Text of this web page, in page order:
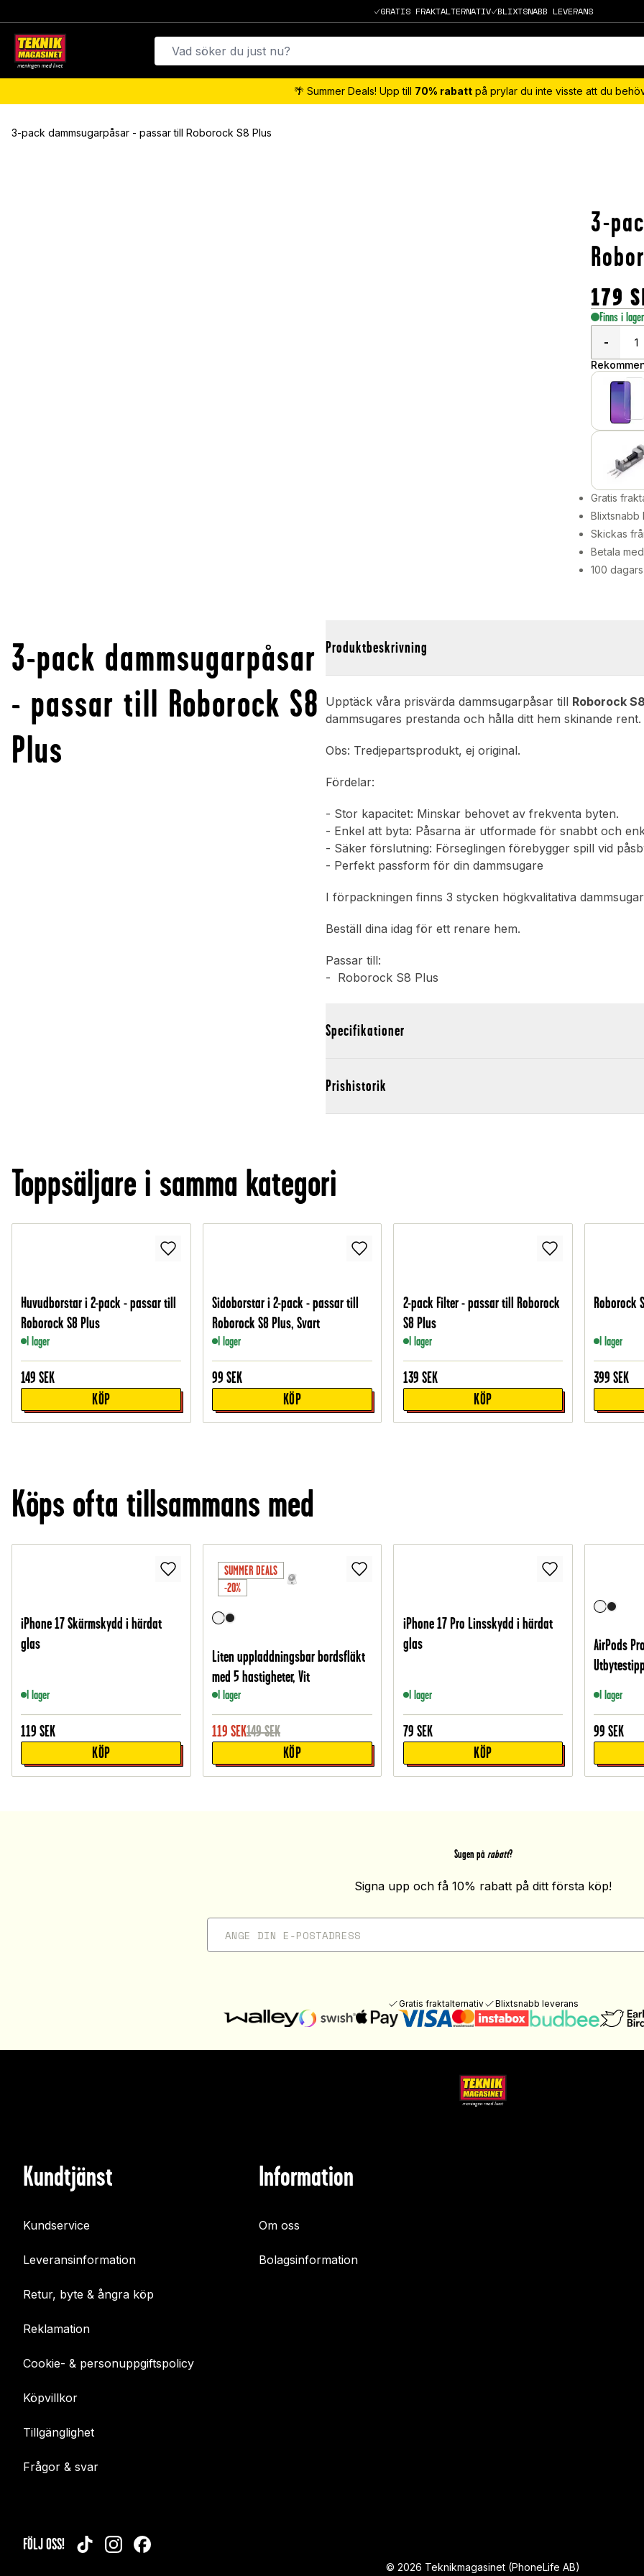
GRATIS FRAKTALTERNATIV BLIXTSNABB LEVERANS
🌴 Summer Deals! Upp till 70% rabatt på prylar du inte visste att du
3-pack dammsugarpåsar - passar till Roborock S8 Plus
3-
179
Finns i lager
-
Gratis
Blixtsnabb
Skickas
Betala
100
3-pack dammsugarpåsar
- passar till Roborock S8
Plus
Produktbeskrivning
Upptäck våra prisvärda dammsugarpåsar till Roborock
dammsugares prestanda och hålla ditt hem skinande rent.
Obs: Tredjepartsprodukt, ej original.
Fördelar:
- Stor kapacitet: Minskar behovet av frekventa byten.
- Enkel att byta: Påsarna är utformade för snabbt och
- Säker förslutning: Förseglingen förebygger spill vid
- Perfekt passform för din dammsugare
I förpackningen finns 3 stycken högkvalitativa
Beställ dina idag för ett renare hem.
Passar till:
- Roborock S8 Plus
Specifikationer
Prishistorik
Toppsäljare i samma kategori
Huvudborstar i 2-pack - passar till
Roborock S8 Plus
I lager
149 SEK
KÖP
Sidoborstar i 2-pack - passar till
Roborock S8 Plus, Svart
I lager
99 SEK
KÖP
2-pack Filter - passar till Roborock
S8 Plus
I lager
139 SEK
KÖP
Roborock
I lager
399 SEK
Köps ofta tillsammans med
iPhone 17 Skärmskydd i härdat
glas
I lager
119 SEK
KÖP
SUMMER DEALS
-20%
Liten uppladdningsbar bordsfläkt
med 5 hastigheter, Vit
I lager
119 SEK149SEK
KÖP
iPhone 17 Pro Linsskydd i härdat
glas
I lager
79 SEK
KÖP
AirPods
I lager
99 SEK
Sugen på rabatt?
Signa upp och få 10% rabatt på ditt första köp!
Gratis fraktalternativ Blixtsnabb leverans
Kundtjänst
Kundservice
Leveransinformation
Retur, byte & ångra köp
Reklamation
Cookie- & personuppgiftspolicy
Köpvillkor
Tillgänglighet
Frågor & svar
Information
Om oss
Bolagsinformation
FÖLJ OSS! TIKTOKINSTAGRAMFACEBOOK
© 2026 Teknikmagasinet (PhoneLife AB)